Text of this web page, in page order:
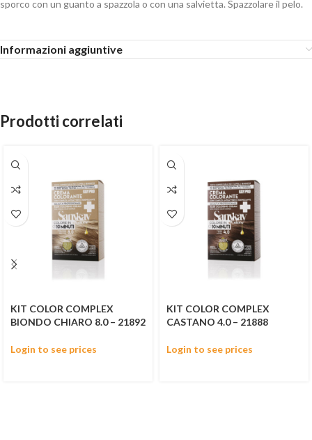
sporco con un guanto a spazzola o con una salvietta. Spazzolare il pelo.
Informazioni aggiuntive
Prodotti correlati
KIT COLOR COMPLEX
BIONDO CHIARO 8.0 – 21892
Login to see prices
KIT COLOR COMPLEX
CASTANO 4.0 – 21888
Login to see prices